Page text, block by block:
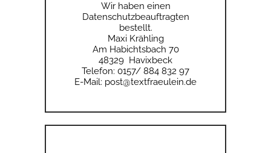
Wir haben einen
Datenschutzbeauftragten
bestellt.
Maxi Krähling
Am Habichtsbach 70
48329 Havixbeck
Telefon: 0157/ 884 832 97
E-Mail: post@textfraeulein.de